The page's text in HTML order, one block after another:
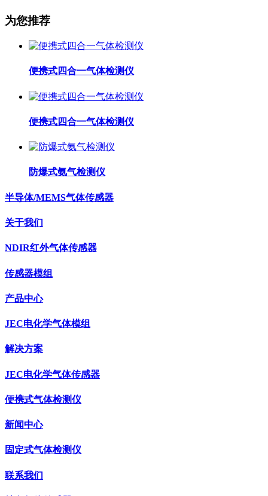
为您推荐
便携式四合一气体检测仪
便携式四合一气体检测仪
防爆式氨气检测仪
半导体/MEMS气体传感器
关于我们
NDIR红外气体传感器
传感器模组
产品中心
JEC电化学气体模组
解决方案
JEC电化学气体传感器
便携式气体检测仪
新闻中心
固定式气体检测仪
联系我们